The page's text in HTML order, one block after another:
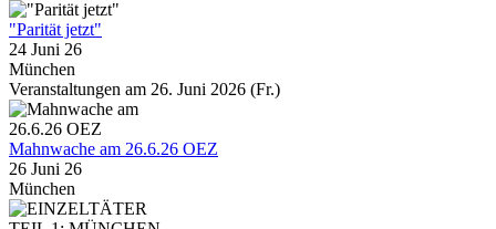
"Parität jetzt"
24 Juni 26
München
Veranstaltungen am 26. Juni 2026 (Fr.)
Mahnwache am 26.6.26 OEZ
26 Juni 26
München